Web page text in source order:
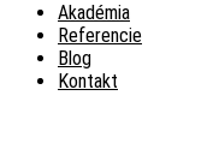
Akadémia
Referencie
Blog
Kontakt